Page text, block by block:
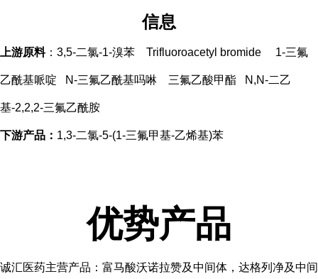
信息
上游原料：3,5-二氯-1-溴苯 Trifluoroacetyl bromide 1-三氟
乙酰基哌啶 N-三氟乙酰基吗啉 三氟乙酸甲酯 N,N-二乙
基-2,2,2-三氟乙酰胺
下游产品： 1,3-二氯-5-(1-三氟甲基-乙烯基)苯
优势产品
诚汇医药主营产品：富马酸沃诺拉赞及中间体，达格列净及中间